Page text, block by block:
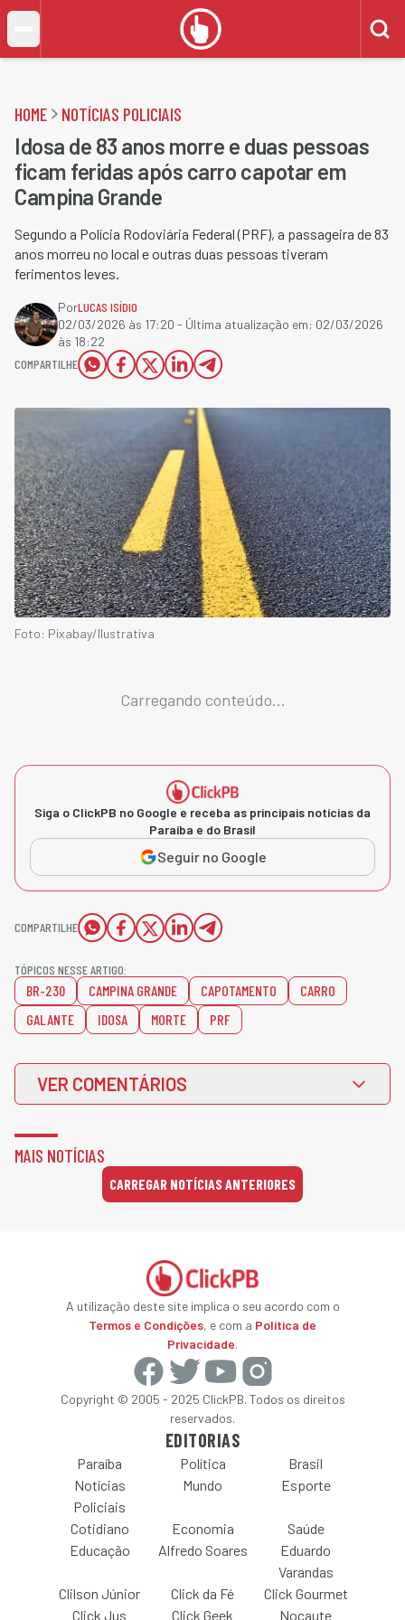
HOME NOTÍCIAS POLICIAIS
Idosa de 83 anos morre e duas pessoas
ficam feridas após carro capotar em
Campina Grande
Segundo a Polícia Rodoviária Federal (PRF), a passageira de 83
anos morreu no local e outras duas pessoas tiveram
ferimentos leves.
PorLUCAS ISÍDIO
02/03/2026 às 17:20 - Última atualização em: 02/03/2026
às 18:22
COMPARTILHE
Foto: Pixabay/Ilustrativa
Carregando conteúdo...
Siga o ClickPB no Google e receba as principais notícias da
Paraíba e do Brasil
Seguir no Google
COMPARTILHE
TÓPICOS NESSE ARTIGO:
BR-230 CAMPINA GRANDE CAPOTAMENTO
CARRO
GALANTE
IDOSA MORTE PRF
VER COMENTÁRIOS
MAIS NOTÍCIAS
CARREGAR NOTÍCIAS ANTERIORES
A utilização deste site implica o seu acordo com o
Termos e Condições, e com a Política de
Privacidade.
Copyright © 2005 - 2025 ClickPB. Todos os direitos
reservados.
EDITORIAS
Paraíba Política
Brasil
Notícias
Policiais
Mundo Esporte
Cotidiano Economia
Saúde
Educação
Alfredo Soares
Eduardo
Varandas
Clilson Júnior
Click da Fé
Click Gourmet
Click Jus
Click Geek Nocaute